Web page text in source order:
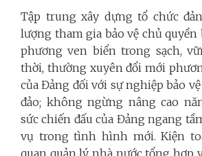
Tập trung xây dựng tổ chức
lượng tham gia bảo vệ chủ quyền
phương ven biển trong sạch,
thời, thường xuyên đổi mới
của Đảng đối với sự nghiệp bảo
đảo; không ngừng nâng cao
sức chiến đấu của Đảng ngang
vụ trong tình hình mới. Kiện